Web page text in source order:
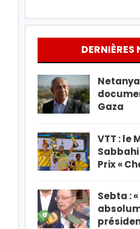
DERNIÈRES
Gaza
VTT : le
Prix «
Sebta :